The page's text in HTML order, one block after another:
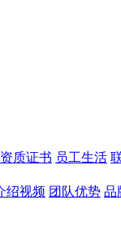
资质证书 员工生活
绍视频 团队优势 品